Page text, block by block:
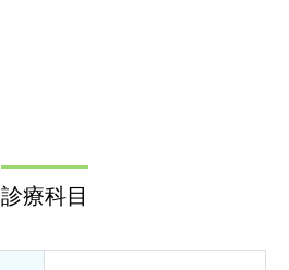
診療科目